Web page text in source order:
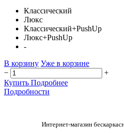
Классический
Люкс
Классический+PushUp
Люкс+PushUp
-
В корзину Уже в корзине
−
+
Купить Подробнее
Подробности
Интернет-магазин